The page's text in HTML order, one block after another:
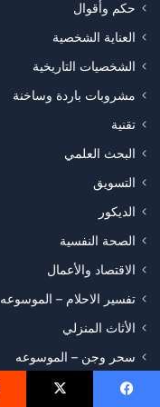
حكم وأقوال
العناية الشخصية
الشخصيات التاريخية
مشروبات باردة وساخنة
تقنية
البحث العلمي
التسويق
الديكور
الصحة النفسية
الاقتصاد والأعمال
تفسير الاحلام – الموسوعه
الأثاث المنزلي
سحر وجن – الموسوعه
صحة وتغذية – الموسوعه